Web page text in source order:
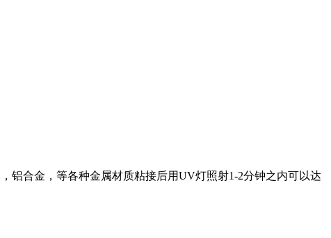
铝合金，等各种金属材质粘接后用UV灯照射1-2分钟之内可以达